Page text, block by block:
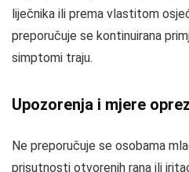
liječnika ili prema vlastitom
preporučuje se kontinuirana
simptomi traju.
Upozorenja i mjere
Ne preporučuje se osobama
prisutnosti otvorenih rana ili